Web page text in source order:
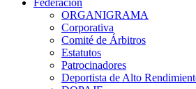
Federación
ORGANIGRAMA
Corporativa
Comité de Árbitros
Estatutos
Patrocinadores
Deportista de Alto